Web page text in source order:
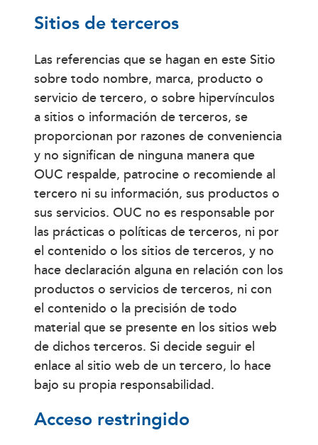
Sitios de terceros
Las referencias que se hagan en este Sitio
sobre todo nombre, marca, producto o
servicio de tercero, o sobre hipervínculos
a sitios o información de terceros, se
proporcionan por razones de conveniencia
y no significan de ninguna manera que
OUC respalde, patrocine o recomiende al
tercero ni su información, sus productos o
sus servicios. OUC no es responsable por
las prácticas o políticas de terceros, ni por
el contenido o los sitios de terceros, y no
hace declaración alguna en relación con los
productos o servicios de terceros, ni con
el contenido o la precisión de todo
material que se presente en los sitios web
de dichos terceros. Si decide seguir el
enlace al sitio web de un tercero, lo hace
bajo su propia responsabilidad.
Acceso restringido